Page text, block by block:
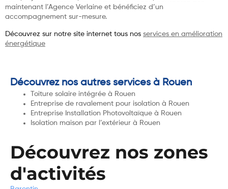
maintenant l’Agence Verlaine et bénéficiez d’un
accompagnement sur-mesure.
Découvrez sur notre site internet tous nos services en amélioration
énergétique
Découvrez nos autres services à Rouen
Toiture solaire intégrée à Rouen
Entreprise de ravalement pour isolation à Rouen
Entreprise Installation Photovoltaïque à Rouen
Isolation maison par l’extérieur à Rouen
Découvrez nos zones
d'activités